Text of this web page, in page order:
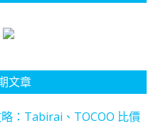
文章
：Tabirai、TOCOO 比價